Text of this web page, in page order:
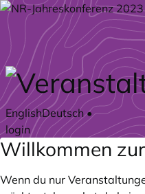
Zum Hauptteil springen
EnglishDeutsch•
login
Willkommen
Wenn du nur